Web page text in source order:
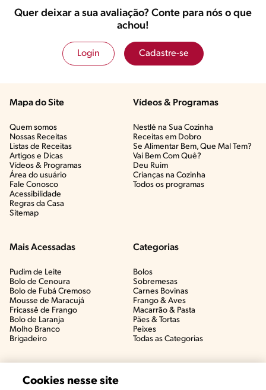
Quer deixar a sua avaliação? Conte para nós o que
achou!
Login Cadastre-se
Mapa do Site
Quem somos
Nossas Receitas
Listas de Receitas​
Artigos e Dicas​
Vídeos & Programas​
Área do usuário
Fale Conosco
Acessibilidade
Regras da Casa
Sitemap
Vídeos & Programas​
Nestlé na Sua Cozinha
Receitas em Dobro
Se Alimentar Bem, Que Mal Tem?​
Vai Bem Com Quê?​
Deu Ruim​
Crianças na Cozinha​
Todos os programas
Mais Acessadas
Pudim de Leite
Bolo de Cenoura
Bolo de Fubá Cremoso
Mousse de Maracujá
Fricassê de Frango
Bolo de Laranja
Molho Branco
Brigadeiro
Categorias
Bolos
Sobremesas
Carnes Bovinas​
Frango & Aves​
Macarrão & Pasta​
Pães & Tortas​
Peixes
Todas as Categorias
Cookies nesse site